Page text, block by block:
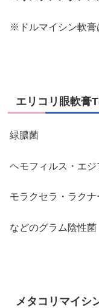
※ドルマイシン軟膏
エリコリ眼軟膏
緑膿菌
ヘモフィルス・エジ
モラクセラ・ラクナ
などのグラム陰性菌
メタコリマイシ